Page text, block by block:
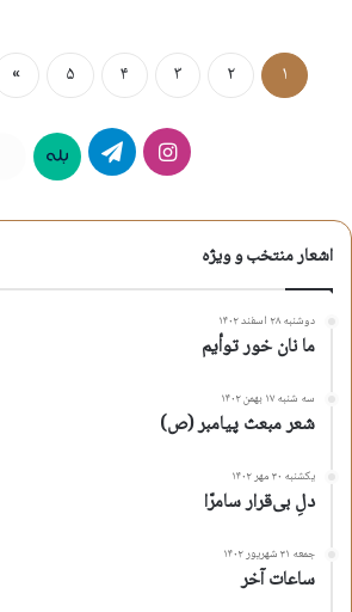
۱ ۲ ۳ ۴ ۵ »
اینستاگرامتلگرام بله
اشعار منتخب و ویژه
دوشنبه ۲۸ اسفند ۱۴۰۲
ما نان خور توأیم
سه شنبه ۱۷ بهمن ۱۴۰۲
شعر مبعث پیامبر (ص)
یکشنبه ۳۰ مهر ۱۴۰۲
دلِ بی‌قرار سامرّا
جمعه ۳۱ شهریور ۱۴۰۲
ساعات آخر